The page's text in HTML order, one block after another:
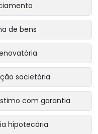
de bens
societária
com garantia
hipotecária